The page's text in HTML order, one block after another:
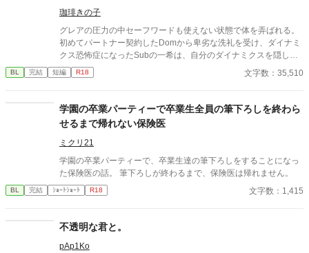
珈琲きの子
グレアの圧力の中セーフワードも使えない状態で体を弄ばれる。
初めてパートナー契約したDomから卑劣な洗礼を受け、ダイナミ
クス恐怖症になったSubの一希は、自分のダイナミクスを隠し、
Usualとして生きていた。 Usualとして恋をして、Usualとして恋
人と愛し合う。 抑制剤を服用しながらだったが、Usualである恋
し、ある日ある男から「久しぶりに会わないか」と電話がかかっ
てくる。その男は一希の初めてのパートナーでありSubとしての
喜びを教えた男だった。 ※Dom/Subユニバース独自設定有り ※
やんわりモブレ有り ※Usual✕Sub ※ダイナミクスの変異あり
BL 完結 短編 R18 文字数：35,510
学園の卒業パーティーで卒業生全員の筆下ろしを終わら
せるまで帰れない保険医
ミクリ21
学園の卒業パーティーで、卒業生達の筆下ろしをすることになっ
た保険医の話。 筆下ろしが終わるまで、保険医は帰れません。
BL 完結 ｼｮｰﾄｼｮｰﾄ R18 文字数：1,415
不透明な君と。
pAp1Ko